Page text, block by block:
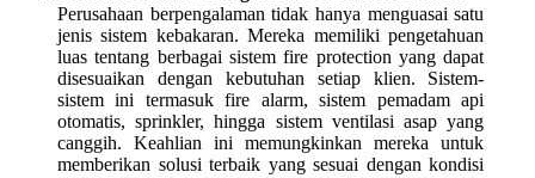
Perusahaan berpengalaman tidak hanya menguasai satu
jenis sistem kebakaran. Mereka memiliki pengetahuan
luas tentang berbagai sistem fire protection yang dapat
disesuaikan dengan kebutuhan setiap klien. Sistem-
sistem ini termasuk fire alarm, sistem pemadam api
otomatis, sprinkler, hingga sistem ventilasi asap yang
canggih. Keahlian ini memungkinkan mereka untuk
memberikan solusi terbaik yang sesuai dengan kondisi